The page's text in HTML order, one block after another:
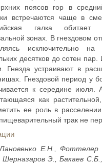
поясов гор в
встречаются чаще в
галка обитает
зонах. В гнездовом
исключительно на
десятков до сотен пар.
Гнезда устраивают в
Гнездовой период у
к середине июля.
как
ее роль в
трак не
Е.Н., Фоттелер
Э., Бакаев С.Б.,